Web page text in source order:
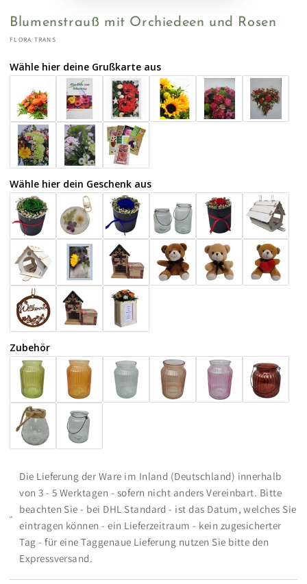
Blumenstrauß mit Orchiedeen und Rosen
FLORA TRANS
Wähle hier deine Grußkarte aus
Wähle hier dein Geschenk aus
Zubehör
Die Lieferung der Ware im Inland (Deutschland) innerhalb
von 3 - 5 Werktagen - sofern nicht anders Vereinbart. Bitte
beachten Sie - bei DHL Standard - ist das Datum, welches Sie
eintragen können - ein Lieferzeitraum - kein zugesicherter
Tag - für eine Taggenaue Lieferung nutzen Sie bitte den
Expressversand.